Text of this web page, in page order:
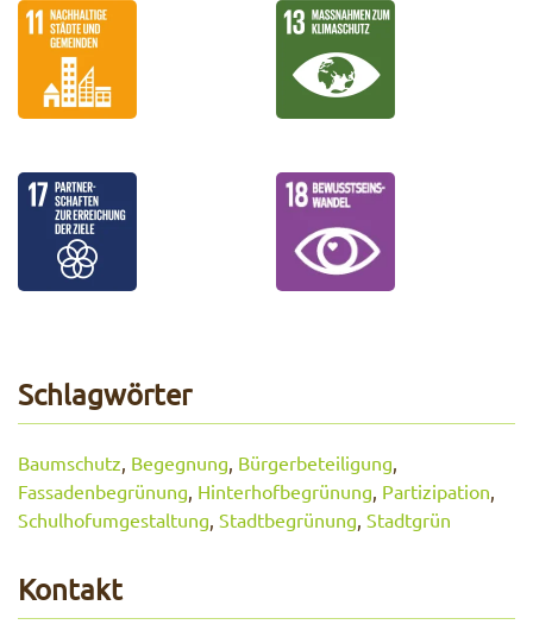
Schlagwörter
Baumschutz Begegnung Bürgerbeteiligung
Fassadenbegrünung Hinterhofbegrünung Partizipation
Schulhofumgestaltung Stadtbegrünung Stadtgrün
Kontakt